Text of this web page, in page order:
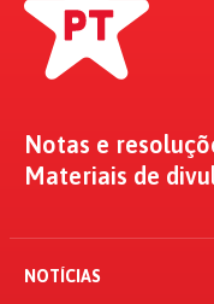
Notas e
Materiais de
NOTÍCIAS